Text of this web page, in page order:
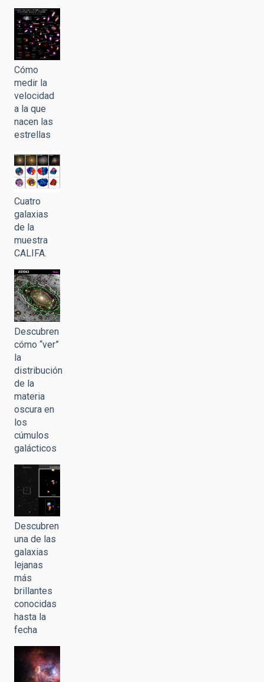
Cómo
medir la
velocidad
a la que
nacen las
estrellas
Cuatro
galaxias
de la
muestra
CALIFA.
Descubren
cómo “ver”
la
distribución
de la
materia
oscura en
los
cúmulos
galácticos
Descubren
una de las
galaxias
lejanas
más
brillantes
conocidas
hasta la
fecha